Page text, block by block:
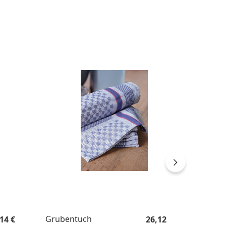
Preis:
€
Grubentuch
Regulärer Preis:
26,12